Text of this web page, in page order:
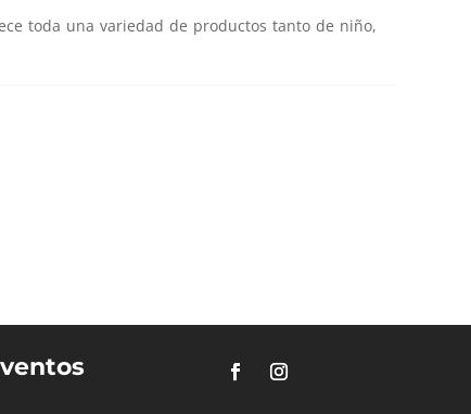
toda una variedad de productos tanto de niño,